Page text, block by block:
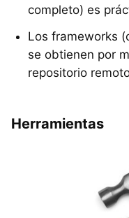
completo) es
Los frameworks
se obtienen por
repositorio
Herramientas